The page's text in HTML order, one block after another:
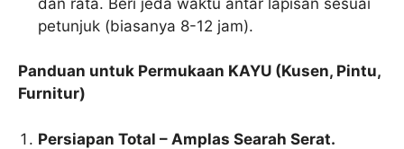
petunjuk (biasanya 8-12 jam).
Panduan untuk Permukaan KAYU (Kusen, Pintu,
Furnitur)
Persiapan Total – Amplas Searah Serat.